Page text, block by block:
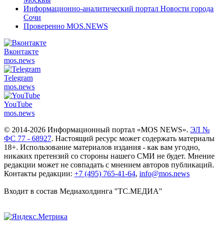
Информационно-аналитический портал Новости города
Сочи
Проверенно MOS.NEWS
Вконтакте
mos.news
Telegram
mos.news
YouTube
mos.news
© 2014-2026 Информационный портал «MOS NEWS». ЭЛ №
ФС 77 - 68927. Настоящий ресурс может содержать материалы
18+. Использование материалов издания - как вам угодно,
никаких претензий со стороны нашего СМИ не будет. Мнение
редакции может не совпадать с мнением авторов публикаций.
Контакты редакции: +7 (495) 765-41-64, info@mos.news
Входит в состав Медиахолдинга "ТС.МЕДИА"